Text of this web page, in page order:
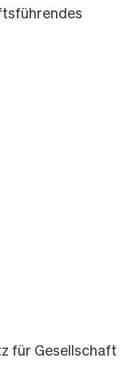
für Gesellschaft